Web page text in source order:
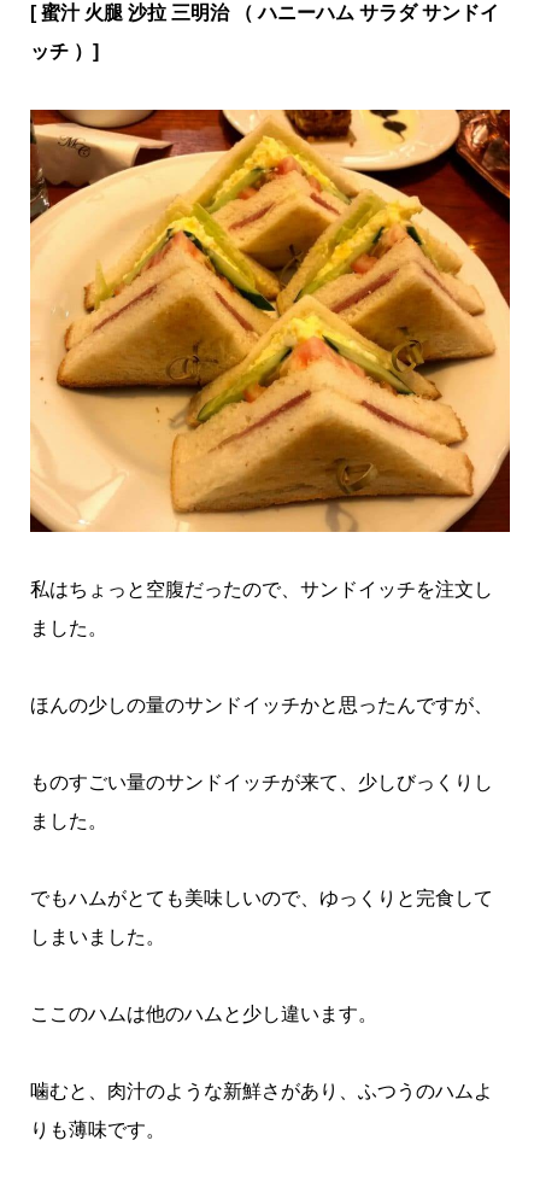
[ 蜜汁 火腿 沙拉 三明治 （ ハニーハム サラダ サンドイ
ッチ ）]
私はちょっと空腹だったので、サンドイッチを注文し
ました。
ほんの少しの量のサンドイッチかと思ったんですが、
ものすごい量のサンドイッチが来て、少しびっくりし
ました。
でもハムがとても美味しいので、ゆっくりと完食して
しまいました。
ここのハムは他のハムと少し違います。
噛むと、肉汁のような新鮮さがあり、ふつうのハムよ
りも薄味です。